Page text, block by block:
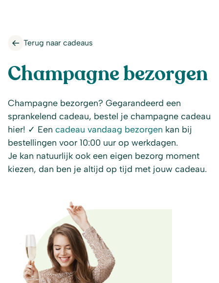
Terug naar cadeaus
Champagne bezorgen
Champagne bezorgen? Gegarandeerd een
sprankelend cadeau, bestel je champagne cadeau
hier! ✓ Een cadeau vandaag bezorgen kan bij
bestellingen voor 10:00 uur op werkdagen.
Je kan natuurlijk ook een eigen bezorg moment
kiezen, dan ben je altijd op tijd met jouw cadeau.